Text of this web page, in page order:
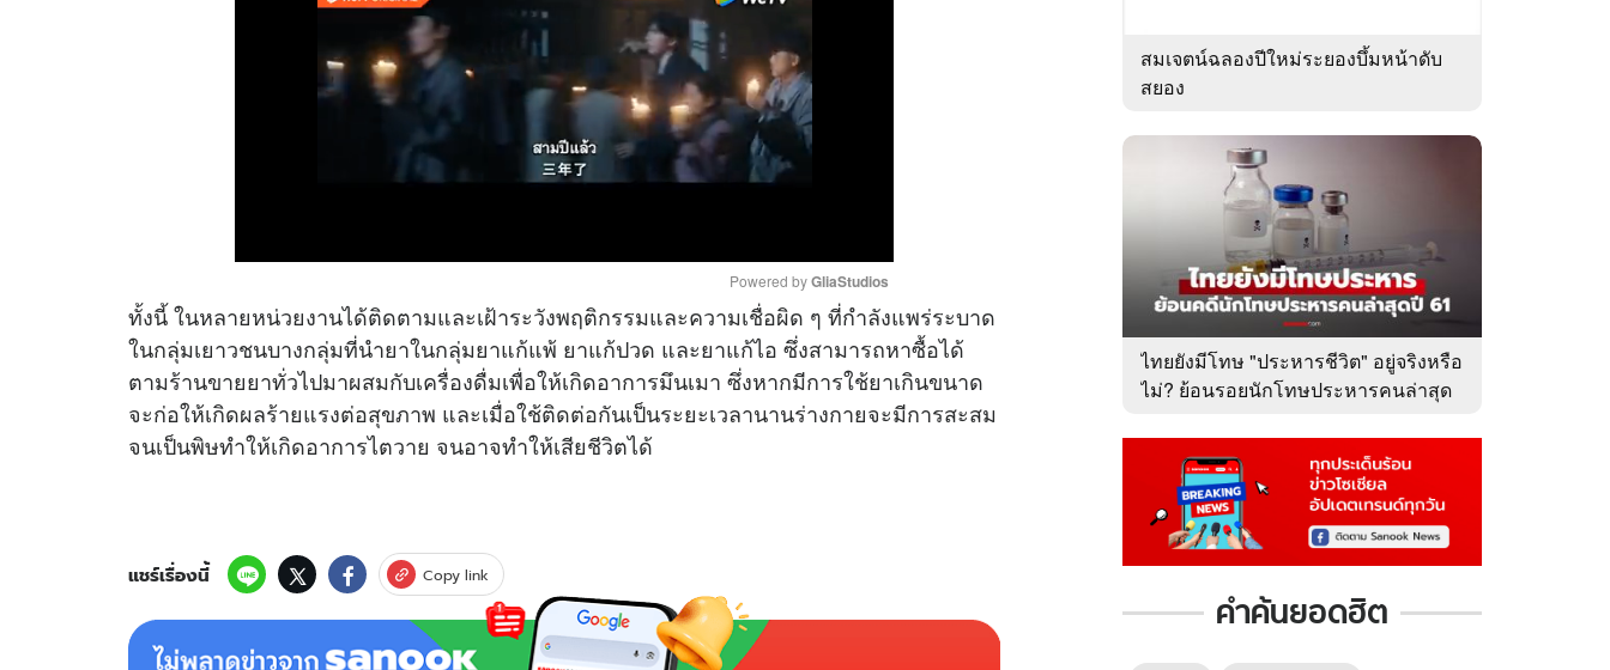
M
u
t
Powered by GliaStudios
ทั้งนี้ ในหลายหน่วยงานได้ติดตามและเฝ้าระวังพฤติกรรมและความเชื่อผิด ๆ ที่กำลังแพร่ระบาด
ในกลุ่มเยาวชนบางกลุ่มที่นำยาในกลุ่มยาแก้แพ้ ยาแก้ปวด และยาแก้ไอ ซึ่งสามารถหาซื้อได้
ตามร้านขายยาทั่วไปมาผสมกับเครื่องดื่มเพื่อให้เกิดอาการมึนเมา ซึ่งหากมีการใช้ยาเกินขนาด
จะก่อให้เกิดผลร้ายแรงต่อสุขภาพ และเมื่อใช้ติดต่อกันเป็นระยะเวลานานร่างกายจะมีการสะสม
จนเป็นพิษทำให้เกิดอาการไตวาย จนอาจทำให้เสียชีวิตได้
แชร์เรื่องนี้ Copy link
สมเจตน์ฉลองปีใหม่ระยองบึ้มหน้าดับ
สยอง
ไทยยังมีโทษ "ประหารชีวิต" อยู่จริงหรือ
ไม่? ย้อนรอยนักโทษประหารคนล่าสุด
คำค้นยอดฮิต